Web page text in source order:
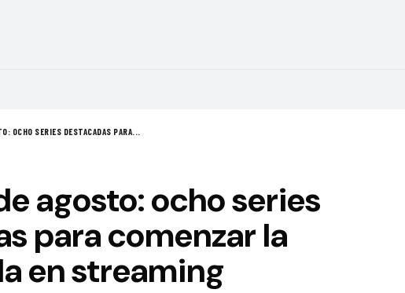
OCHO SERIES DESTACADAS PARA...
agosto: ocho series
para comenzar la
en streaming